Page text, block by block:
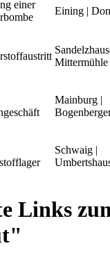
einer
Eining |
Mittermühle
Mainburg |
Schwaig |
Links